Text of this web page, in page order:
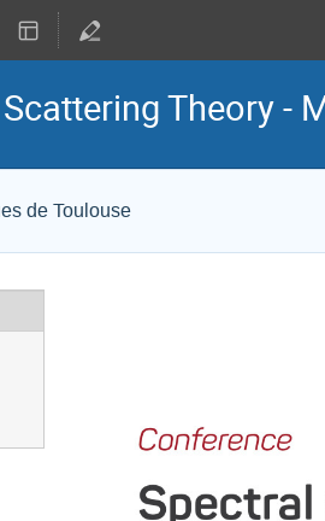
Theory -
de Toulouse